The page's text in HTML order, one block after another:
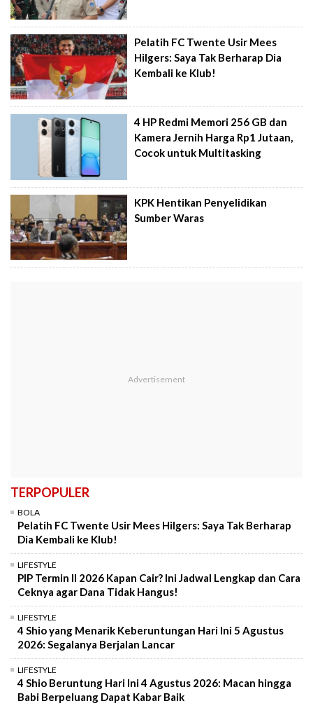
Pelatih FC Twente Usir Mees
Hilgers: Saya Tak Berharap Dia
Kembali ke Klub!
4 HP Redmi Memori 256 GB dan
Kamera Jernih Harga Rp1 Jutaan,
Cocok untuk Multitasking
KPK Hentikan Penyelidikan
Sumber Waras
TERPOPULER
BOLA
Pelatih FC Twente Usir Mees Hilgers: Saya Tak Berharap
Dia Kembali ke Klub!
LIFESTYLE
PIP Termin II 2026 Kapan Cair? Ini Jadwal Lengkap dan Cara
Ceknya agar Dana Tidak Hangus!
LIFESTYLE
4 Shio yang Menarik Keberuntungan Hari Ini 5 Agustus
2026: Segalanya Berjalan Lancar
LIFESTYLE
4 Shio Beruntung Hari Ini 4 Agustus 2026: Macan hingga
Babi Berpeluang Dapat Kabar Baik